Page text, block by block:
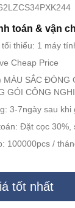
toán & vận
thiểu: 1 máy
Cheap Price
SẮC ĐÓNG
GÓI CÔNG
3-7ngày sau khi
Đặt cọc 30%,
100000pcs /
tốt nhất